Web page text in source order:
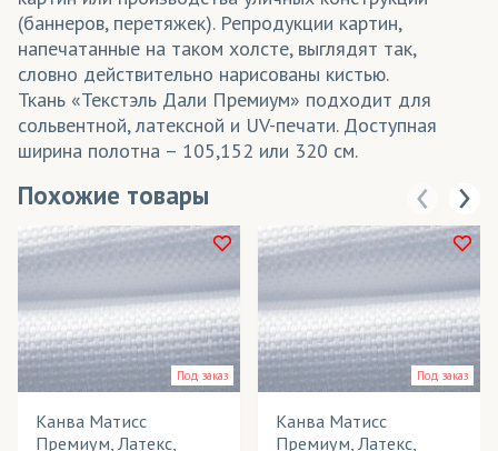
(баннеров, перетяжек). Репродукции картин,
напечатанные на таком холсте, выглядят так,
словно действительно нарисованы кистью.
Ткань «Текстэль Дали Премиум» подходит для
сольвентной, латексной и UV-печати. Доступная
ширина полотна – 105,152 или 320 см.
Похожие товары
Под заказ
Канва Матисс
Премиум, Латекс,
Под заказ
Канва Матисс
Премиум, Латекс,